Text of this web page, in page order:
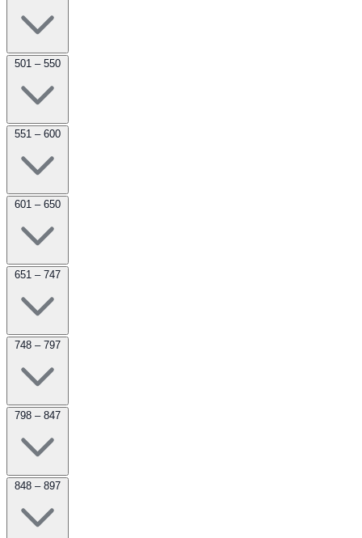
501 – 550
551 – 600
601 – 650
651 – 747
748 – 797
798 – 847
848 – 897